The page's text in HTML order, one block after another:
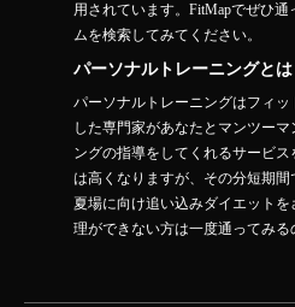
用されています。FitMapでぜひ
ムを検索してみてください。
パーソナルトレーニングとは
パーソナルトレーニングはフィ
した専門家があなたとマンツー
ングの指導をしてくれるサービ
は高くなりますが、その分短期間
夏場に向け追い込みダイエット
理ができない方は一度通ってみる